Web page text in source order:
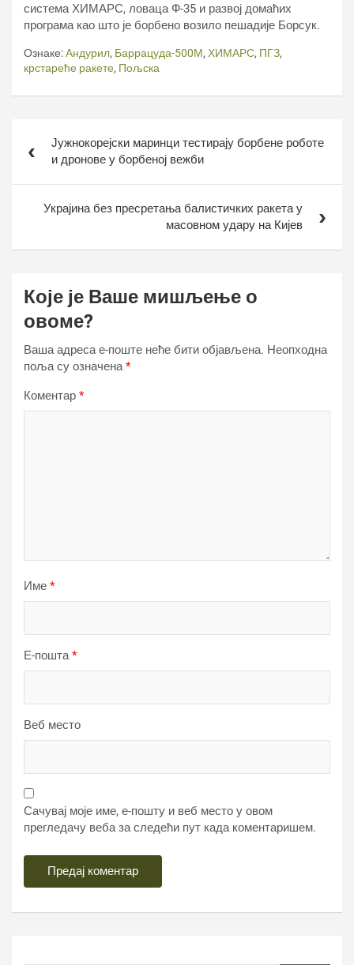
система ХИМАРС, ловаца Ф-35 и развој домаћих
програма као што је борбено возило пешадије Борсук.
Ознаке:Андурил, Баррацуда-500М, ХИМАРС, ПГЗ,
крстареће ракете, Пољска
чланкаЈужнокорејски маринци тестирају борбене роботе
и дронове у борбеној вежби
Украјина без пресретања балистичких ракета у
масовном удару на Кијев
Које је Ваше мишљење о
овоме?
Ваша адреса е-поште неће бити објављена. Неопходна
поља су означена*
Коментар *
Име *
Е-пошта*
Веб место
Сачувај моје име, е-пошту и веб место у овом
прегледачу веба за следећи пут када коментаришем.